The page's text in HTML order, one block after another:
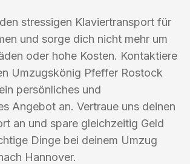
stressigen Klaviertransport für
und sorge dich nicht mehr um
oder hohe Kosten. Kontaktiere
Umzugskönig Pfeffer Rostock
persönliches und
Angebot an. Vertraue uns deinen
an und spare gleichzeitig Geld
Dinge bei deinem Umzug
Hannover.